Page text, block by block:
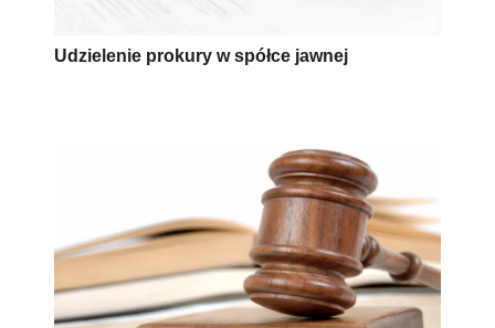
Udzielenie prokury w spółce jawnej